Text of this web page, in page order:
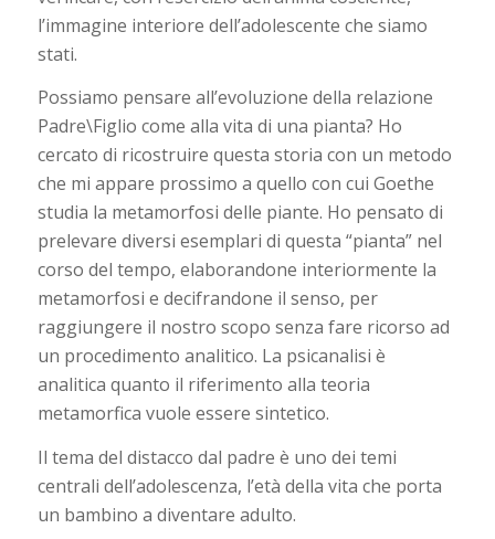
l’immagine interiore dell’adolescente che siamo
stati.
Possiamo pensare all’evoluzione della relazione
Padre\Figlio come alla vita di una pianta? Ho
cercato di ricostruire questa storia con un metodo
che mi appare prossimo a quello con cui Goethe
studia la metamorfosi delle piante. Ho pensato di
prelevare diversi esemplari di questa “pianta” nel
corso del tempo, elaborandone interiormente la
metamorfosi e decifrandone il senso, per
raggiungere il nostro scopo senza fare ricorso ad
un procedimento analitico. La psicanalisi è
analitica quanto il riferimento alla teoria
metamorfica vuole essere sintetico.
Il tema del distacco dal padre è uno dei temi
centrali dell’adolescenza, l’età della vita che porta
un bambino a diventare adulto.